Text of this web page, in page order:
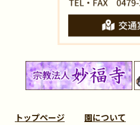
トップページ 園について